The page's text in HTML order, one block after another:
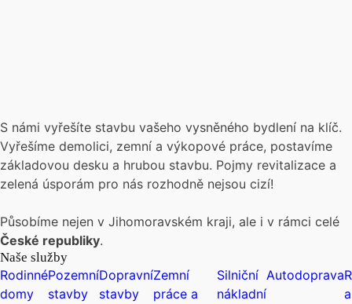
S námi vyřešíte stavbu vašeho vysněného bydlení na klíč.
Vyřešíme demolici, zemní a výkopové práce, postavíme
základovou desku a hrubou stavbu. Pojmy revitalizace a
zelená úsporám pro nás rozhodně nejsou cizí!
Působíme nejen v Jihomoravském kraji, ale i v rámci celé
České republiky.
Naše služby
Rodinné
domy
Pozemní
stavby
Dopravní
stavby
Zemní
práce a
Silniční
nákladní
Autodoprava
a